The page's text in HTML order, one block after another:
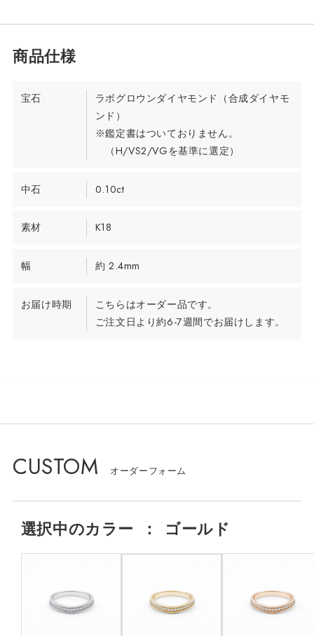
宝石
ラボグロウンダイヤモンド（合成ダイヤモ
ンド）
※鑑定書はついておりません。
（H/VS2/VGを基準に選定）
中石 0.10ct
素材 K18
幅 約 2.4mm
お届け時期
こちらはオーダー品です。
ご注文日より約6-7週間でお届けします。
CUSTOM
選択中のカラー ： ゴールド